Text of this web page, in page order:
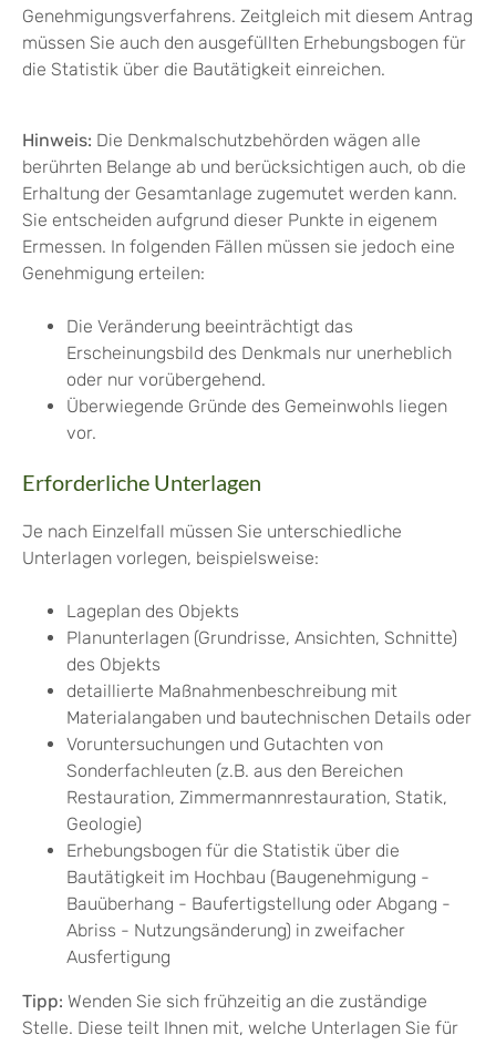
Genehmigungsverfahrens. Zeitgleich mit diesem Antrag
müssen Sie auch den ausgefüllten Erhebungsbogen für
die Statistik über die Bautätigkeit einreichen.
Hinweis: Die Denkmalschutzbehörden wägen alle
berührten Belange ab und berücksichtigen auch, ob die
Erhaltung der Gesamtanlage zugemutet werden kann.
Sie entscheiden aufgrund dieser Punkte in eigenem
Ermessen. In folgenden Fällen müssen sie jedoch eine
Genehmigung erteilen:
Die Veränderung beeinträchtigt das
Erscheinungsbild des Denkmals nur unerheblich
oder nur vorübergehend.
Überwiegende Gründe des Gemeinwohls liegen
vor.
Erforderliche Unterlagen
Je nach Einzelfall müssen Sie unterschiedliche
Unterlagen vorlegen, beispielsweise:
Lageplan des Objekts
Planunterlagen (Grundrisse, Ansichten, Schnitte)
des Objekts
detaillierte Maßnahmenbeschreibung mit
Materialangaben und bautechnischen Details oder
Voruntersuchungen und Gutachten von
Sonderfachleuten (z.B. aus den Bereichen
Restauration, Zimmermannrestauration, Statik,
Geologie)
Erhebungsbogen für die Statistik über die
Bautätigkeit im Hochbau (Baugenehmigung -
Bauüberhang - Baufertigstellung oder Abgang -
Abriss - Nutzungsänderung) in zweifacher
Ausfertigung
Tipp: Wenden Sie sich frühzeitig an die zuständige
Stelle. Diese teilt Ihnen mit, welche Unterlagen Sie für